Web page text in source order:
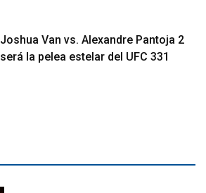
Joshua Van vs. Alexandre Pantoja 2
será la pelea estelar del UFC 331